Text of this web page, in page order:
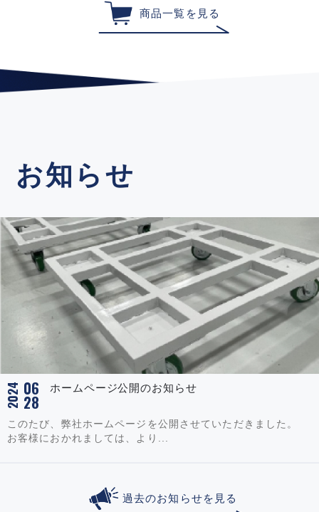
商品一覧を見る
お知らせ
2024 06
28
ホームページ公開のお知らせ
このたび、弊社ホームページを公開させていただきました。
お客様におかれましては、より...
過去のお知らせを見る